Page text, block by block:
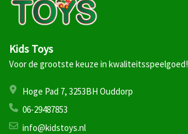
Kids Toys
Voor de grootste keuze in kwaliteitsspeelgoed!
Hoge Pad 7, 3253BH Ouddorp
06-29487853
info@kidstoys.nl